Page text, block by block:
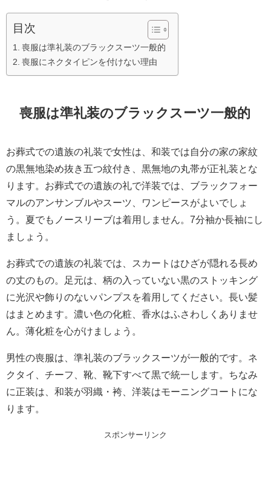
目次
喪服は準礼装のブラックスーツ一般的
喪服にネクタイピンを付けない理由
喪服は準礼装のブラックスーツ一般的
お葬式での遺族の礼装で女性は、和装では自分の家の家紋
の黒無地染め抜き五つ紋付き、黒無地の丸帯が正礼装とな
ります。お葬式での遺族の礼で洋装では、ブラックフォー
マルのアンサンブルやスーツ、ワンピースがよいでしょ
う。夏でもノースリーブは着用しません。7分袖か長袖にし
ましょう。
お葬式での遺族の礼装では、スカートはひざが隠れる長め
の丈のもの。足元は、柄の入っていない黒のストッキング
に光沢や飾りのないパンプスを着用してください。長い髪
はまとめます。濃い色の化粧、香水はふさわしくありませ
ん。薄化粧を心がけましょう。
男性の喪服は、準礼装のブラックスーツが一般的です。ネ
クタイ、チーフ、靴、靴下すべて黒で統一します。ちなみ
に正装は、和装が羽織・袴、洋装はモーニングコートにな
ります。
スポンサーリンク